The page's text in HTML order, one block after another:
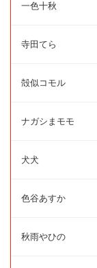
一色十秋
寺田てら
殻似コモル
ナガシまモモ
犬犬
色谷あすか
秋雨やひの